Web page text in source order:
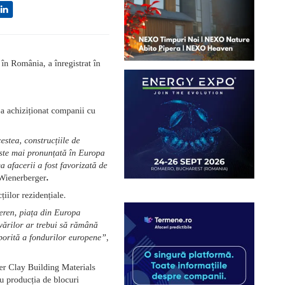
România, a înregistrat în
achiziționat companii cu
construcțiile de
mai pronunțată în Europa
afacerii a fost favorizată de
.
rezidențiale.
piața din Europa
ar trebui să rămână
a fondurilor europene”,
Clay Building Materials
producția de blocuri